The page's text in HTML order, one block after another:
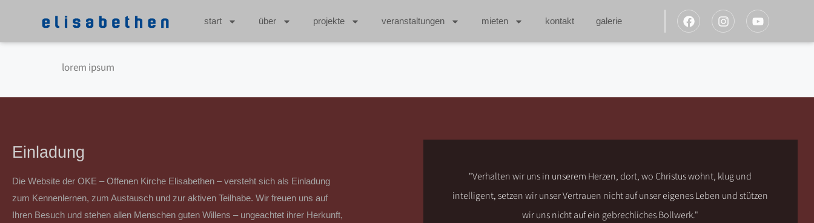
start über projekte veranstaltungen mieten kontakt galerie
lorem ipsum
Einladung
Die Website der OKE – Offenen Kirche Elisabethen – versteht sich als Einladung
zum Kennenlernen, zum Austausch und zur aktiven Teilhabe. Wir freuen uns auf
Ihren Besuch und stehen allen Menschen guten Willens – ungeachtet ihrer Herkunft,
"Jeder hat seinen eigenen lebendigen Weg zum Himmel. Doch solange man den
Weg nicht geht, gleicht man einem Betrunkenen, der den einen Weg nicht vom
anderen unterscheiden kann."
"Verhalten wir uns in unserem Herzen, dort, wo Christus wohnt, klug und
intelligent, setzen wir unser Vertrauen nicht auf unser eigenes Leben und stützen
wir uns nicht auf ein gebrechliches Bollwerk."